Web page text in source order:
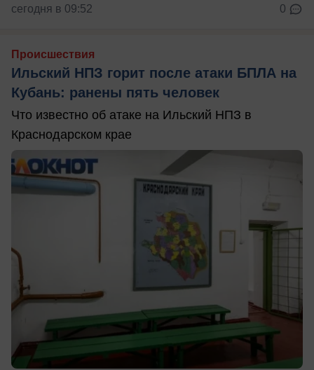
сегодня в 09:52 0
Происшествия
Ильский НПЗ горит после атаки БПЛА на
Кубань: ранены пять человек
Что известно об атаке на Ильский НПЗ в
Краснодарском крае